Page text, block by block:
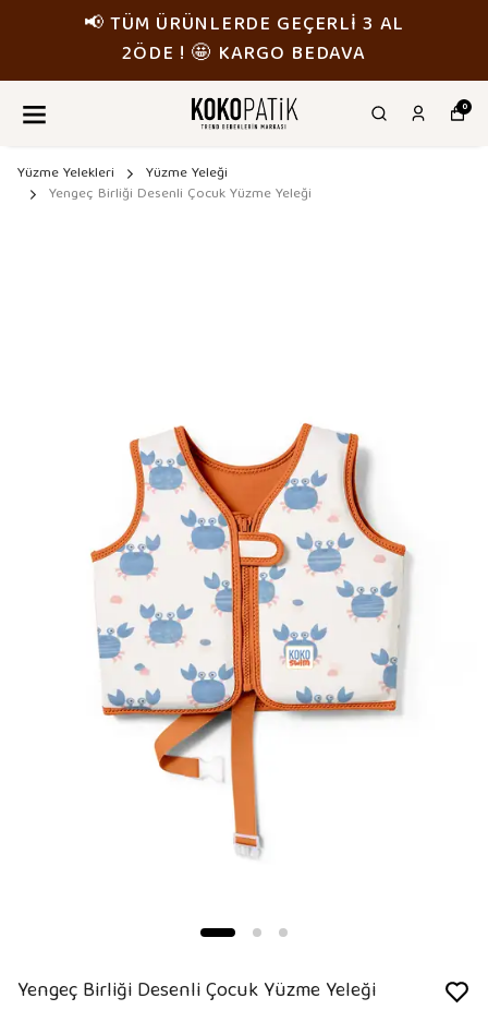
📢 TÜM ÜRÜNLERDE GEÇERLİ 3 AL
2ÖDE ! 🤩 KARGO BEDAVA
0
Yüzme Yelekleri
Yüzme Yeleği
Yengeç Birliği Desenli Çocuk Yüzme Yeleği
Yengeç Birliği Desenli Çocuk Yüzme Yeleği